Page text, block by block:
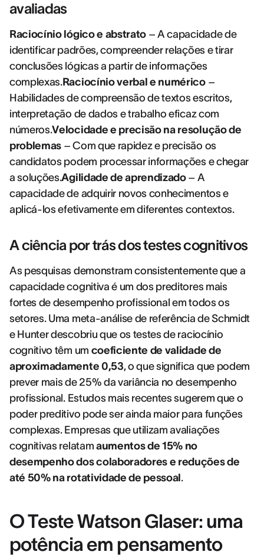
avaliadas
Raciocínio lógico e abstrato – A capacidade de
identificar padrões, compreender relações e tirar
conclusões lógicas a partir de informações
complexas.Raciocínio verbal e numérico–
Habilidades de compreensão de textos escritos,
interpretação de dados e trabalho eficaz com
números.Velocidade e precisão na resolução de
problemas – Com que rapidez e precisão os
candidatos podem processar informações e chegar
a soluções.Agilidade de aprendizado– A
capacidade de adquirir novos conhecimentos e
aplicá-los efetivamente em diferentes contextos.
A ciência por trás dos testes cognitivos
As pesquisas demonstram consistentemente que a
capacidade cognitiva é um dos preditores mais
fortes de desempenho profissional em todos os
setores. Uma meta-análise de referência de Schmidt
e Hunter descobriu que os testes de raciocínio
cognitivo têm um coeficiente de validade de
aproximadamente 0,53, o que significa que podem
prever mais de 25% da variância no desempenho
profissional. Estudos mais recentes sugerem que o
poder preditivo pode ser ainda maior para funções
complexas. Empresas que utilizam avaliações
cognitivas relatam aumentos de 15% no
desempenho dos colaboradores e reduções de
até 50% na rotatividade de pessoal.
O Teste Watson Glaser: uma
potência em pensamento